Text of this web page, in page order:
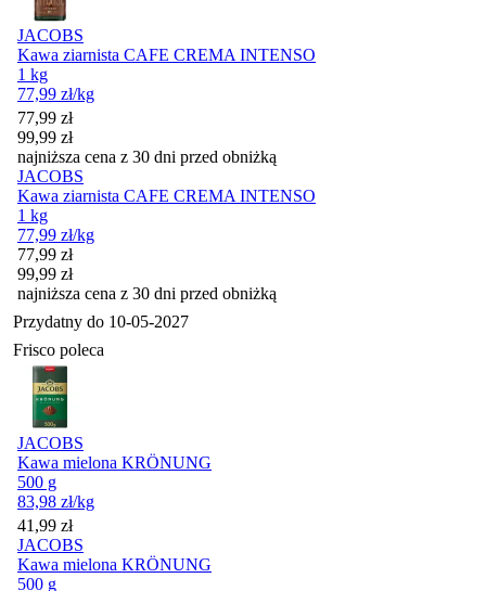
JACOBS
Kawa ziarnista CAFE CREMA INTENSO
1 kg
77,99 zł/kg
Cena promocyjna
77,99 zł
99,99 zł
najniższa cena z 30 dni przed obniżką
JACOBS
Kawa ziarnista CAFE CREMA INTENSO
1 kg
77,99 zł/kg
Cena promocyjna
77,99 zł
99,99 zł
najniższa cena z 30 dni przed obniżką
Przydatny do 10-05-2027
Frisco poleca
JACOBS
Kawa mielona KRÖNUNG
500 g
83,98 zł/kg
Cena
41,99 zł
JACOBS
Kawa mielona KRÖNUNG
500 g